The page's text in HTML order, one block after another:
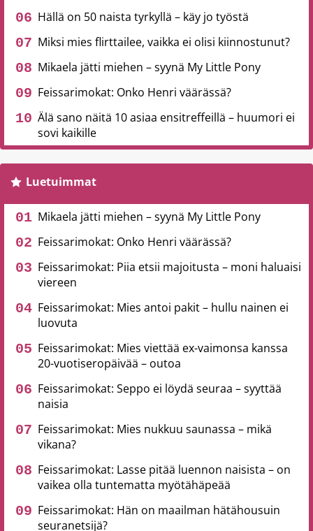
Hällä on 50 naista tyrkyllä – käy jo työstä
Miksi mies flirttailee, vaikka ei olisi kiinnostunut?
Mikaela jätti miehen – syynä My Little Pony
Feissarimokat: Onko Henri väärässä?
Älä sano näitä 10 asiaa ensitreffeillä – huumori ei
sovi kaikille
Luetuimmat
Mikaela jätti miehen – syynä My Little Pony
Feissarimokat: Onko Henri väärässä?
Feissarimokat: Piia etsii majoitusta – moni haluaisi
viereen
Feissarimokat: Mies antoi pakit – hullu nainen ei
luovuta
Feissarimokat: Mies viettää ex-vaimonsa kanssa
20-vuotiseropäivää – outoa
Feissarimokat: Seppo ei löydä seuraa – syyttää
naisia
Feissarimokat: Mies nukkuu saunassa – mikä
vikana?
Feissarimokat: Lasse pitää luennon naisista – on
vaikea olla tuntematta myötähäpeää
Feissarimokat: Hän on maailman hätähousuin
seuranetsijä?